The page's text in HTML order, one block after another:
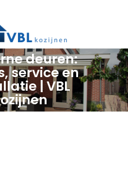
deuren:
service en
| VBL